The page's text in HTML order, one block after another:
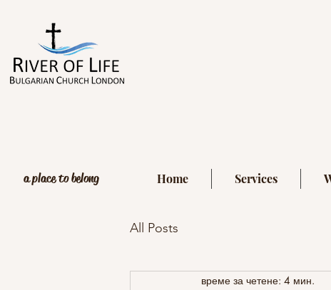
a place to belong Home Services
All Posts
време за четене: 4 мин.